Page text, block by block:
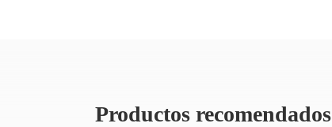
Productos recomendados